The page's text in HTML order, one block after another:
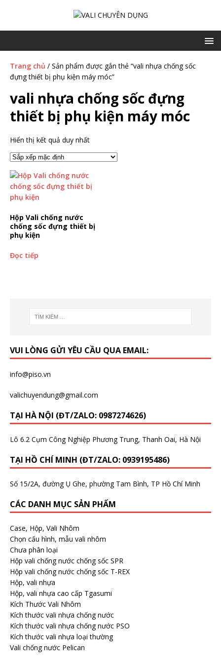
Trang chủ / Sản phẩm được gắn thẻ “vali nhựa chống sốc
đựng thiết bị phụ kiện máy móc”
vali nhựa chống sốc đựng
thiết bị phụ kiện máy móc
Hiển thị kết quả duy nhất
Hộp Vali chống nước
chống sốc đựng thiết bị
phụ kiện
Đọc tiếp
VUI LÒNG GỬI YÊU CẦU QUA EMAIL:
info@piso.vn
valichuyendung@gmail.com
TẠI HÀ NỘI (ĐT/ZALO: 0987274626)
Lô 6.2 Cụm Công Nghiệp Phương Trung, Thanh Oai, Hà Nội
TẠI HỒ CHÍ MINH (ĐT/ZALO: 0939195486)
Số 15/2A, đường Ụ Ghe, phường Tam Bình, TP Hồ Chí Minh
CÁC DANH MỤC SẢN PHẨM
Case, Hộp, Vali Nhôm
Chọn cấu hình, mẫu vali nhôm
Chưa phân loại
Hộp vali chống nước chống sốc SPR
Hộp vali chống nước chống sốc T-REX
Hộp, vali nhựa
Hộp, vali nhựa cao cấp Tgasumi
Kích Thước Vali Nhôm
Kích thước vali nhựa chống nước
Kích thước vali nhựa chống nước PSO
Kích thước vali nhựa loại thường
Vali chống nước Pelican